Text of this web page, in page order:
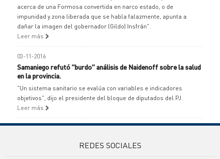
acerca de una Formosa convertida en narco estado, o de
impunidad y zona liberada que se habla falazmente, apunta a
dañar la imagen del gobernador (Gildo) Insfrán".
Leer más
03-11-2016
Samaniego refutó "burdo" análisis de Naidenoff sobre la salud
en la provincia.
"Un sistema sanitario se evalúa con variables e indicadores
objetivos", dijo el presidente del bloque de diputados del PJ.
Leer más
REDES SOCIALES